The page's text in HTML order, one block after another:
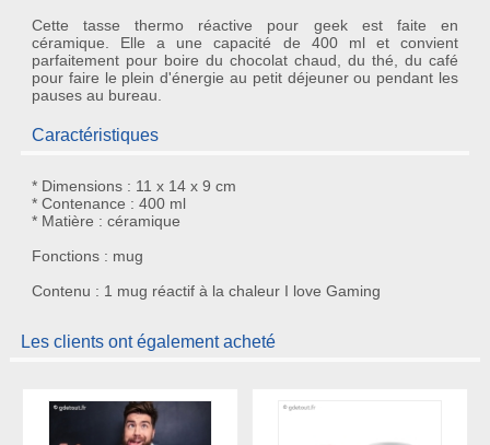
Cette tasse thermo réactive pour geekest faite en
céramique. Elle a une capacité de 400 ml et convient
parfaitement pour boire du chocolat chaud, du thé, du café
pour faire le plein d'énergie au petit déjeuner ou pendant les
pauses au bureau.
Caractéristiques
* Dimensions : 11 x 14 x 9 cm
* Contenance : 400 ml
* Matière : céramique
Fonctions : mug
Contenu : 1 mug réactif à la chaleur I love Gaming
Les clients ont également acheté